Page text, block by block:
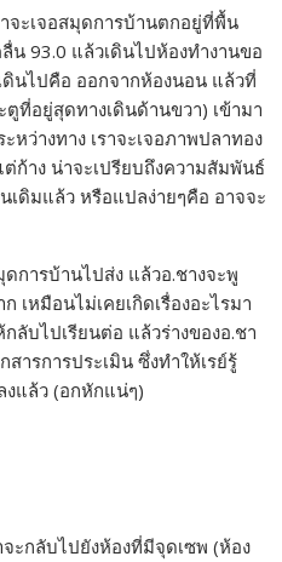
จะเจอสมุดการบ้านตกอยู่ที่พื้น
น 93.0 แล้วเดินไปห้องทำงานขอ
ดินไปคือ ออกจากห้องนอน แล้วที่
ตูที่อยู่สุดทางเดินด้านขวา) เข้ามา
หว่างทาง เราจะเจอภาพปลาทอง
ก้าง น่าจะเปรียบถึงความสัมพันธ์
เดิมแล้ว หรือแปลง่ายๆคือ อาจจะ
ดการบ้านไปส่ง แล้วอ.ชางจะพู
เหมือนไม่เคยเกิดเรื่องอะไรมา
ลับไปเรียนต่อ แล้วร่างของอ.ชา
ารการประเมิน ซึ่งทำให้เรย์รู้
งแล้ว (อกหักแน่ๆ)
ะกลับไปยังห้องที่มีจุดเซพ (ห้อง